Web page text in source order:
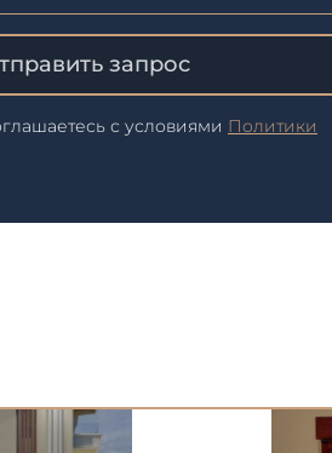
запрос
с условиями Политики